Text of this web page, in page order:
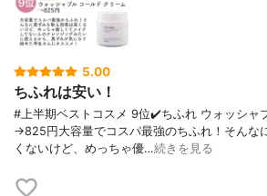
5.00
ちふれは安い！
#上半期ベストコスメ 9位✔️ちふれ ウォッシャ
→825円大容量でコスパ最強のちふれ！そんな
くないけど、めっちゃ優…続きを見る